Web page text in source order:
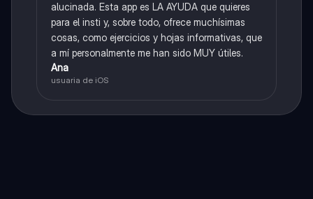
alucinada. Esta app es LA AYUDA que quieres
para el insti y, sobre todo, ofrece muchísimas
cosas, como ejercicios y hojas informativas, que
a mí personalmente me han sido MUY útiles.
Ana
usuaria de iOS